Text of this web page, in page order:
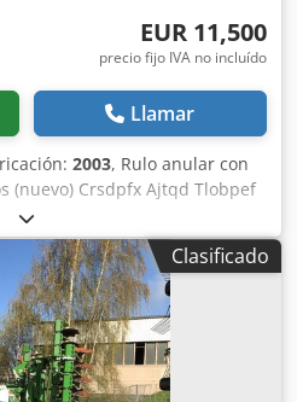
EUR 11,500
precio fijo IVA no incluído
Llamar
2003, Rulo anular con
(nuevo) Crsdpfx Ajtqd Tlobpef
Clasificado